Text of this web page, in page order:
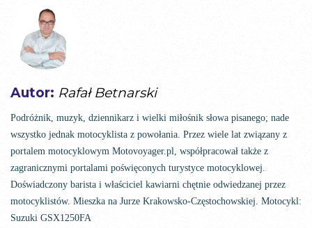
Autor: Rafał Betnarski
Podróżnik, muzyk, dziennikarz i wielki miłośnik słowa pisanego; nade
wszystko jednak motocyklista z powołania. Przez wiele lat związany z
portalem motocyklowym Motovoyager.pl, współpracował także z
zagranicznymi portalami poświęconych turystyce motocyklowej.
Doświadczony barista i właściciel kawiarni chętnie odwiedzanej przez
motocyklistów. Mieszka na Jurze Krakowsko-Częstochowskiej. Motocykl:
Suzuki GSX1250FA